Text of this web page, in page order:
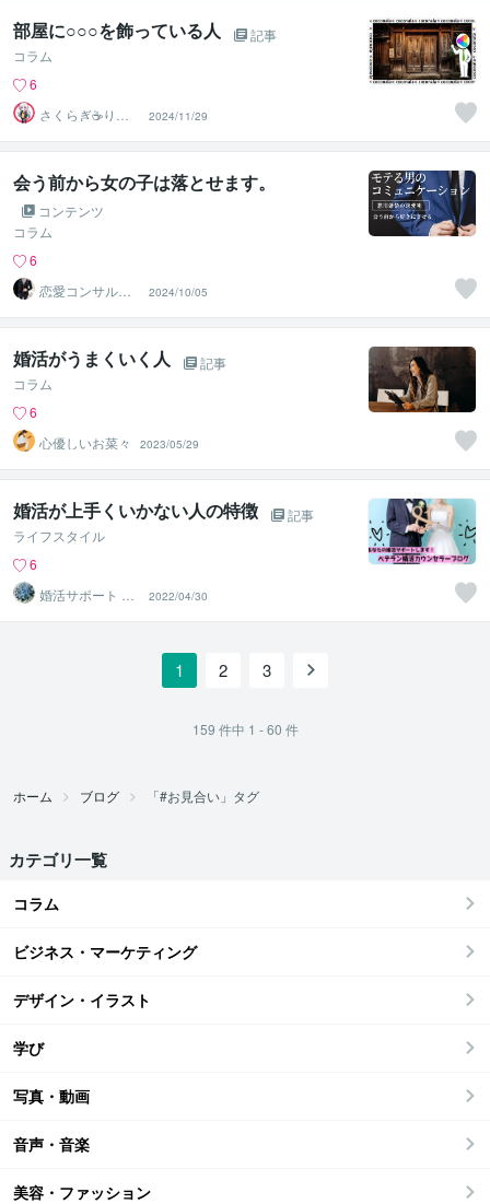
部屋に○○○を飾っている人
記事
コラム
6
さくらぎ☕りょ
う⛎癒やし電話
相談サロン
2024/11/29
会う前から女の子は落とせます。
コンテンツ
コラム
6
恋愛コンサルタ
ント 真希
2024/10/05
婚活がうまくいく人
記事
コラム
6
心優しいお菜々
2023/05/29
婚活が上手くいかない人の特徴
記事
ライフスタイル
6
婚活サポート BL
UE STAR
2022/04/30
1 2 3
159 件中 1 - 60 件
ホーム ブログ 「#お見合い」タグ
カテゴリ一覧
コラム
ビジネス・マーケティング
デザイン・イラスト
学び
写真・動画
音声・音楽
美容・ファッション